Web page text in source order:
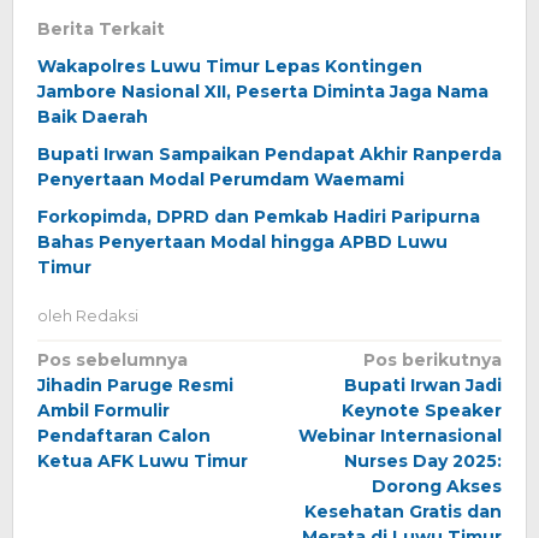
Berita Terkait
Wakapolres Luwu Timur Lepas Kontingen
Jambore Nasional XII, Peserta Diminta Jaga Nama
Baik Daerah
Bupati Irwan Sampaikan Pendapat Akhir Ranperda
Penyertaan Modal Perumdam Waemami
Forkopimda, DPRD dan Pemkab Hadiri Paripurna
Bahas Penyertaan Modal hingga APBD Luwu
Timur
oleh Redaksi
Navigasi
pos
Pos sebelumnya
Jihadin Paruge Resmi
Ambil Formulir
Pendaftaran Calon
Ketua AFK Luwu Timur
Pos berikutnya
Bupati Irwan Jadi
Keynote Speaker
Webinar Internasional
Nurses Day 2025:
Dorong Akses
Kesehatan Gratis dan